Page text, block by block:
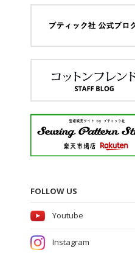
FOLLOW US
Youtube
Instagram